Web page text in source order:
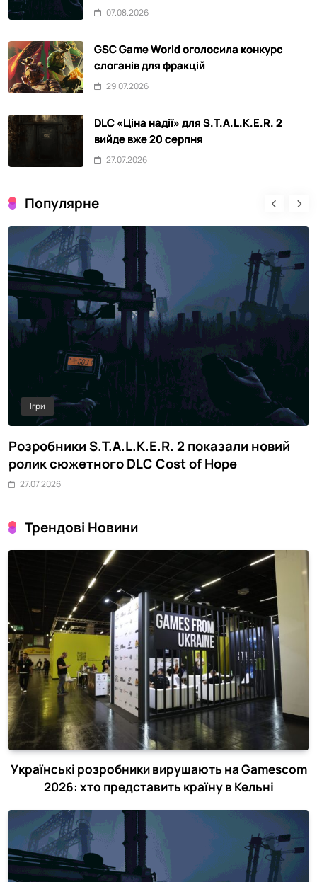
07.08.2026
GSC Game World оголосила конкурс
слоганів для фракцій
29.07.2026
DLC «Ціна надії» для S.T.A.L.K.E.R. 2
вийде вже 20 серпня
27.07.2026
Популярне
Ігри
Розробники S.T.A.L.K.E.R. 2 показали новий
ролик сюжетного DLC Cost of Hope
27.07.2026
Трендові Новини
Українські розробники вирушають на Gamescom
2026: хто представить країну в Кельні